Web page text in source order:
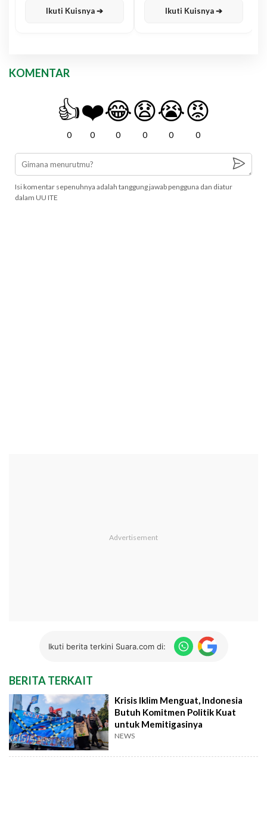
Ikuti Kuisnya ➔ Ikuti Kuisnya ➔
KOMENTAR
👍
0
❤️
0
😂
0
😧
0
😭
0
😡
0
Isi komentar sepenuhnya adalah tanggung jawab pengguna dan diatur
dalam UU ITE
Ikuti berita terkini Suara.com di:
BERITA TERKAIT
Krisis Iklim Menguat, Indonesia
Butuh Komitmen Politik Kuat
untuk Memitigasinya
NEWS